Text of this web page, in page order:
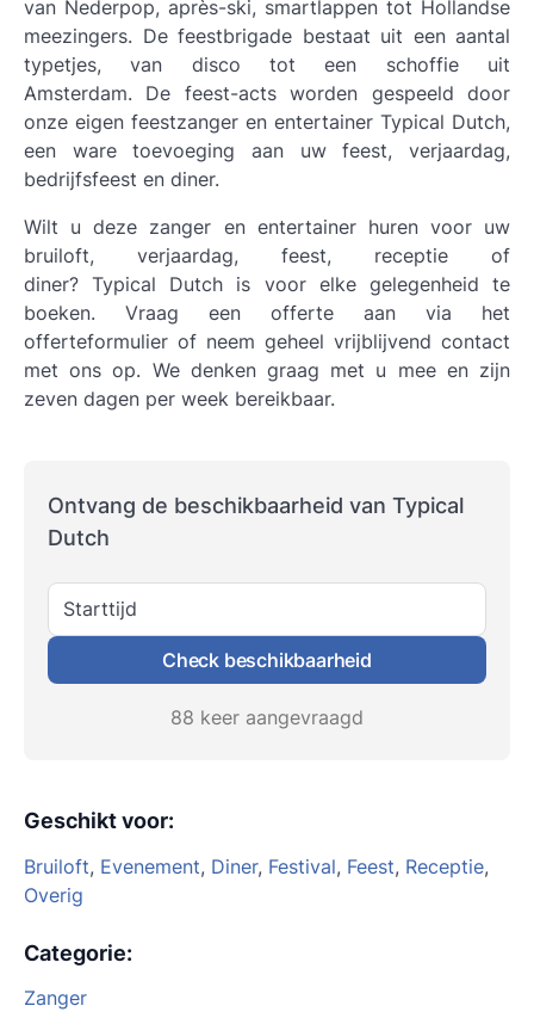
van Nederpop, après-ski, smartlappen tot Hollandse
meezingers. De feestbrigade bestaat uit een aantal
typetjes, van disco tot een schoffie uit
Amsterdam. De feest-acts worden gespeeld door
onze eigen feestzanger en entertainer Typical Dutch,
een ware toevoeging aan uw feest, verjaardag,
bedrijfsfeest en diner.
Wilt u deze zanger en entertainer huren voor uw
bruiloft, verjaardag, feest, receptie of
diner? Typical Dutch is voor elke gelegenheid te
boeken. Vraag een offerte aan via het
offerteformulier of neem geheel vrijblijvend contact
met ons op. We denken graag met u mee en zijn
zeven dagen per week bereikbaar.
Ontvang de beschikbaarheid van Typical
Dutch
Starttijd
Check beschikbaarheid
88 keer aangevraagd
Geschikt voor:
Bruiloft, Evenement, Diner, Festival, Feest, Receptie,
Overig
Categorie:
Zanger